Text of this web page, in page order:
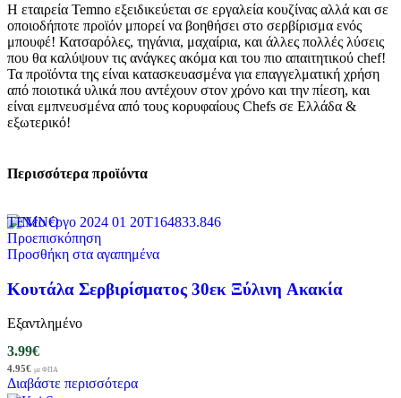
Η εταιρεία Temno εξειδικεύεται σε εργαλεία κουζίνας αλλά και σε
οποιοδήποτε προϊόν μπορεί να βοηθήσει στο σερβίρισμα ενός
μπουφέ! Κατσαρόλες, τηγάνια, μαχαίρια, και άλλες πολλές λύσεις
που θα καλύψουν τις ανάγκες ακόμα και του πιο απαιτητικού chef!
Τα προϊόντα της είναι κατασκευασμένα για επαγγελματική χρήση
από ποιοτικά υλικά που αντέχουν στον χρόνο και την πίεση, και
είναι εμπνευσμένα από τους κορυφαίους Chefs σε Ελλάδα &
εξωτερικό!
Περισσότερα προϊόντα
ΤΕΜΝΟ
Προεπισκόπηση
Προσθήκη στα αγαπημένα
Κουτάλα Σερβιρίσματος 30εκ Ξύλινη Ακακία
Εξαντλημένο
3.99€
4.95€ με ΦΠΑ
Διαβάστε περισσότερα